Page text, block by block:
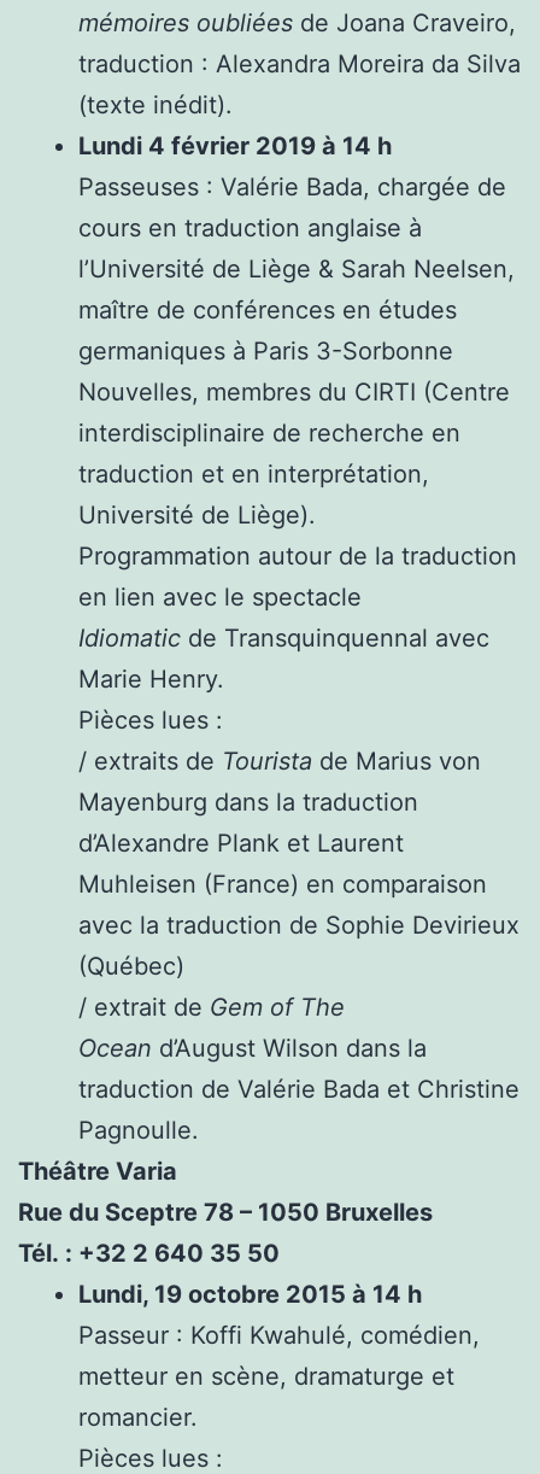
mémoires oubliées de Joana Craveiro,
traduction : Alexandra Moreira da Silva
(texte inédit).
Lundi 4 février 2019 à 14 h
Passeuses : Valérie Bada, chargée de
cours en traduction anglaise à
l’Université de Liège & Sarah Neelsen,
maître de conférences en études
germaniques à Paris 3-Sorbonne
Nouvelles, membres du CIRTI (Centre
interdisciplinaire de recherche en
traduction et en interprétation,
Université de Liège).
Programmation autour de la traduction
en lien avec le spectacle
Idiomatic de Transquinquennal avec
Marie Henry.
Pièces lues :
/ extraits de Tourista de Marius von
Mayenburg dans la traduction
d’Alexandre Plank et Laurent
Muhleisen (France) en comparaison
avec la traduction de Sophie Devirieux
(Québec)
/ extrait de Gem of The
Ocean d’August Wilson dans la
traduction de Valérie Bada et Christine
Pagnoulle.
Théâtre Varia
Rue du Sceptre 78 – 1050 Bruxelles
Tél. : +32 2 640 35 50
Lundi, 19 octobre 2015 à 14 h
Passeur : Koffi Kwahulé, comédien,
metteur en scène, dramaturge et
romancier.
Pièces lues :